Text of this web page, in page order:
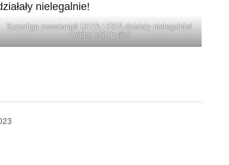
Superliga powstanie! UEFA i FIFA działały nielegalnie!
Źródło: TSUE @X